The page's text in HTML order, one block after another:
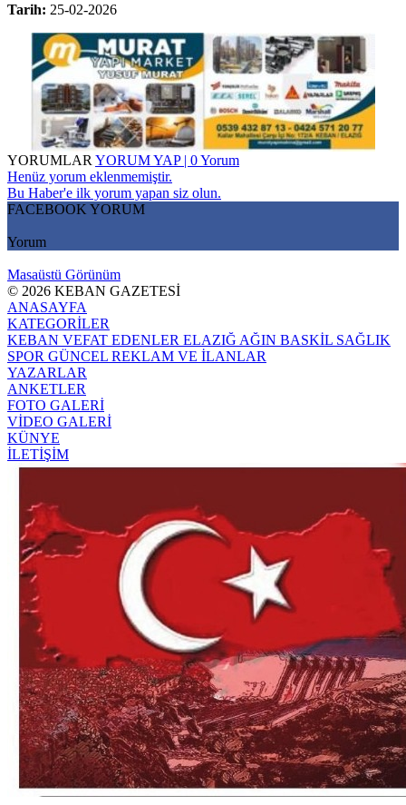
Tarih: 25-02-2026
YORUMLAR YORUM YAP | 0 Yorum
Henüz yorum eklenmemiştir.
Bu Haber'e ilk yorum yapan siz olun.
FACEBOOK YORUM
Yorum
Masaüstü Görünüm
© 2026 KEBAN GAZETESİ
ANASAYFA
KATEGORİLER
KEBAN VEFAT EDENLER ELAZIĞ AĞIN BASKİL SAĞLIK
SPOR GÜNCEL REKLAM VE İLANLAR
YAZARLAR
ANKETLER
FOTO GALERİ
VİDEO GALERİ
KÜNYE
İLETİŞİM